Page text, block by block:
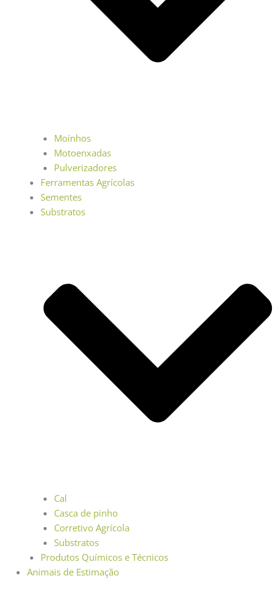
Moínhos
Motoenxadas
Pulverizadores
Ferramentas Agrícolas
Sementes
Substratos
Cal
Casca de pinho
Corretivo Agrícola
Substratos
Produtos Químicos e Técnicos
Animais de Estimação